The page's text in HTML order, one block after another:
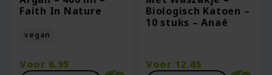
Faith In Nature
vegan
Voor 6.95
Biologisch Katoen –
10 stuks – Anaé
Voor 12.45